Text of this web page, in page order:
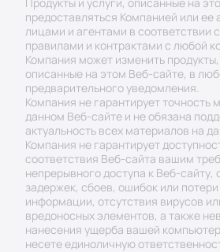
предоставляться Компанией или
лицами и агентами в соответствии
правилами и контрактами с любой
Компания может изменить
описанные на этом Веб-сайте, в
предварительного уведомления.
Компания не гарантирует точность
данном Веб-сайте и не обязана
актуальность всех материалов на
Компания не гарантирует
соответствия Веб-сайта вашим
непрерывного доступа к Веб-сайту,
задержек, сбоев, ошибок или
информации, отсутствия вирусов
вредоносных элементов, а также
нанесения ущерба вашей
несете единоличную